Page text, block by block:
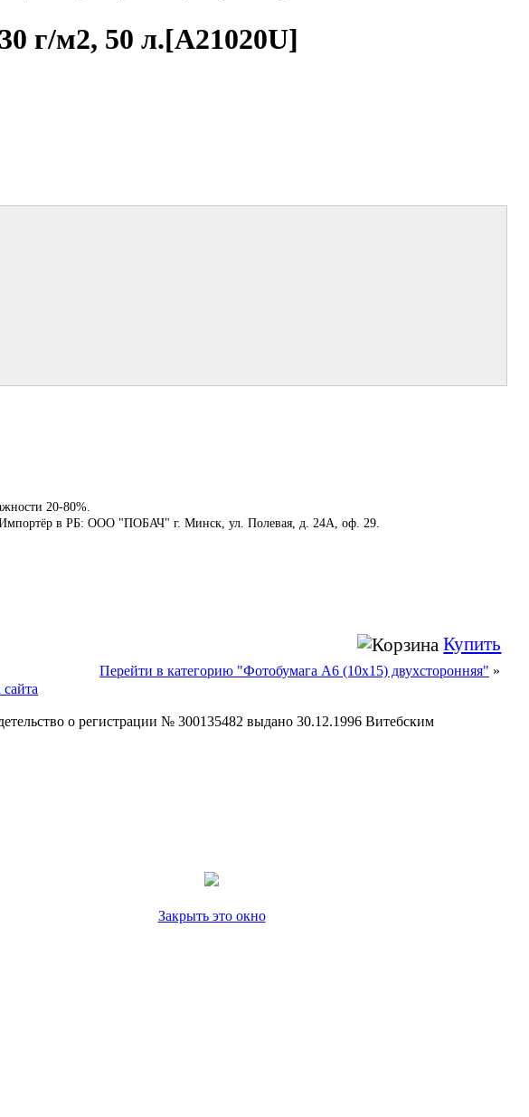
г/м2, 50 л.[A21020U]
20-80%.
Импортёр в РБ: ООО "ПОБАЧ" г. Минск, ул. Полевая, д. 24А, оф. 29.
Купить
Перейти в категорию "Фотобумага A6 (10х15) двухсторонняя" »
о регистрации № 300135482 выдано 30.12.1996 Витебским
Закрыть это окно